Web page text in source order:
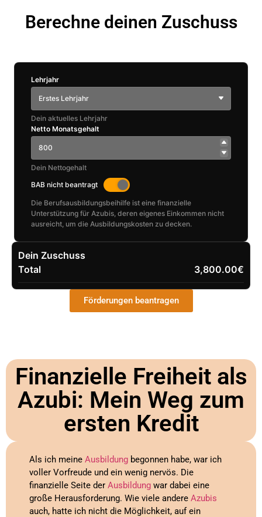
Berechne deinen Zuschuss
Lehrjahr
Erstes Lehrjahr
Dein aktuelles Lehrjahr
Netto Monatsgehalt
Dein Nettogehalt
BAB nicht beantragt
Die Berufsausbildungsbeihilfe ist eine finanzielle
Unterstützung für Azubis, deren eigenes Einkommen nicht
ausreicht, um die Ausbildungskosten zu decken.
Dein Zuschuss
Total
3,800.00€
Förderungen beantragen
Finanzielle Freiheit als
Azubi: Mein Weg zum
ersten Kredit
Als ich meine Ausbildung begonnen habe, war ich
voller Vorfreude und ein wenig nervös. Die
finanzielle Seite der Ausbildung war dabei eine
große Herausforderung. Wie viele andere Azubis
auch, hatte ich nicht die Möglichkeit, auf ein